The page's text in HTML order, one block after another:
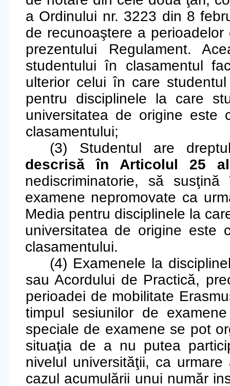
a Ordinului nr. 3223 din 8
de recunoaştere a
prezentului Regulament.
studentului în clasamentul
ulterior celui în care
pentru disciplinele la care
universitatea de origine
clasamentului;
(3) Studentul are
descrisă în Articolul 25
nediscriminatorie, să
examene nepromovate ca
Media pentru disciplinele la
universitatea de origine
clasamentului.
(4) Examenele la
sau Acordului de Practică,
perioadei de mobilitate
timpul sesiunilor de
speciale de examene se pot
situaţia de a nu putea
nivelul universităţii, ca
cazul acumulării unui număr